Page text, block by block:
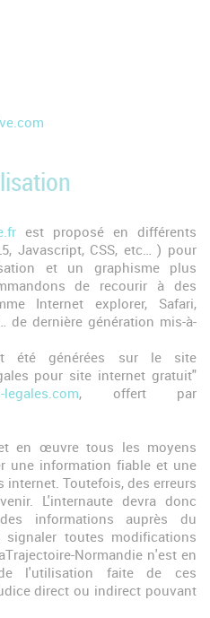
est proposé en différents
Javascript, CSS, etc… ) pour
et un graphisme plus
de recourir à des
Internet explorer, Safari,
de dernière génération mis-à-
été générées sur le site
pour site internet gratuit"
legales.com, offert par
en œuvre tous les moyens
une information fiable et une
internet. Toutefois, des erreurs
L'internaute devra donc
informations auprès du
signaler toutes modifications
Normandie n'est en
l'utilisation faite de ces
direct ou indirect pouvant